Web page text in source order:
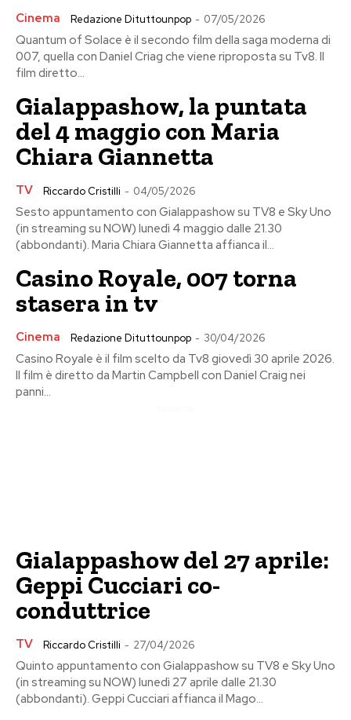
Cinema Redazione Dituttounpop - 07/05/2026
Quantum of Solace è il secondo film della saga moderna di
007, quella con Daniel Criag che viene riproposta su Tv8. Il
film diretto...
Gialappashow, la puntata
del 4 maggio con Maria
Chiara Giannetta
TV Riccardo Cristilli - 04/05/2026
Sesto appuntamento con Gialappashow su TV8 e Sky Uno
(in streaming su NOW) lunedì 4 maggio dalle 21.30
(abbondanti). Maria Chiara Giannetta affianca il...
Casino Royale, 007 torna
stasera in tv
Cinema Redazione Dituttounpop - 30/04/2026
Casino Royale è il film scelto da Tv8 giovedì 30 aprile 2026.
Il film è diretto da Martin Campbell con Daniel Craig nei
panni...
Gialappashow del 27 aprile:
Geppi Cucciari co-
conduttrice
TV Riccardo Cristilli - 27/04/2026
Quinto appuntamento con Gialappashow su TV8 e Sky Uno
(in streaming su NOW) lunedì 27 aprile dalle 21.30
(abbondanti). Geppi Cucciari affianca il Mago...